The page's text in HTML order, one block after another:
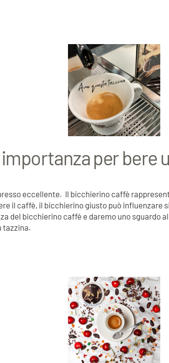
per bere
eccellente. Il bicchierino caffè
il caffè, il bicchierino giusto può
del bicchierino caffè e daremo uno sguardo
tazzina.